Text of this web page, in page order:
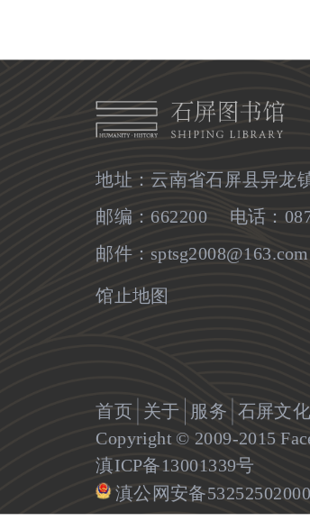
地址：云南省石屏县异龙
邮编：662200 电话：
邮件：sptsg2008@163.com
馆止地图
首页 关于 服务 石屏文化
Copyright © 2009-2015
滇ICP备13001339号
滇公网安备